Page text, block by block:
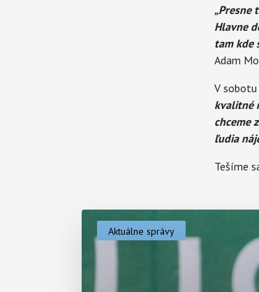
„Presne
Hlavne
tam kde
Adam
V
kvalitné
chceme
ľudia
Tešíme
Aktuality
Aktuálne správy